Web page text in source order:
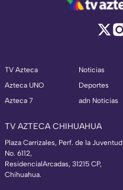
TV Azteca
Azteca UNO
Azteca 7
Noticias
Deportes
adn Noticias
TV AZTECA CHIHUAHUA
Plaza Carrizales, Perf. de la Juventud
No. 6112,
ResidencialArcadas, 31215 CP,
Chihuahua.